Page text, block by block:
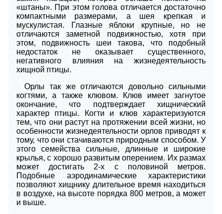
«штаны». При этом голова отличается достаточно
компактными размерами, а шея крепкая и
мускулистая. Глазные яблоки крупные, но не
отличаются заметной подвижностью, хотя при
этом, подвижность шеи такова, что подобный
недостаток не оказывает существенного,
негативного влияния на жизнедеятельность
хищной птицы.
Орлы так же отличаются довольно сильными
когтями, а также клювом. Клюв имеет загнутое
окончание, что подтверждает хищнический
характер птицы. Когти и клюв характеризуются
тем, что они растут на протяжении всей жизни, но
особенности жизнедеятельности орлов приводят к
тому, что они стачиваются природным способом. У
этого семейства сильные, длинные и широкие
крылья, с хорошо развитым оперением. Их размах
может достигать 2-х с половиной метров.
Подобные аэродинамические характеристики
позволяют хищнику длительное время находиться
в воздухе, на высоте порядка 800 метров, а может
и выше.